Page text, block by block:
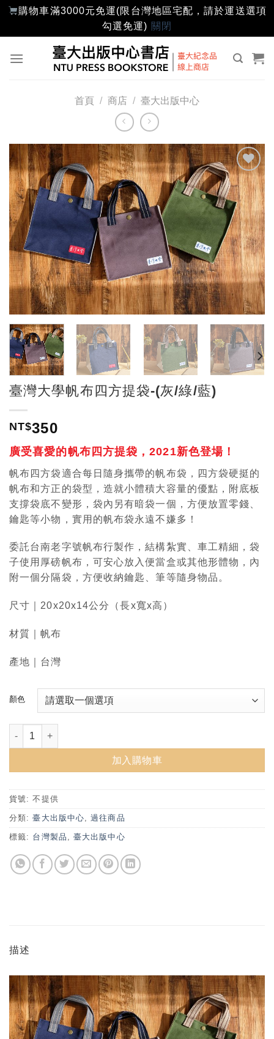
購物車滿3000元免運(限台灣地區宅配，請於運送選項
勾選免運) 關閉
首頁 / 商店 / 臺大出版中心
加入
「願
望輕
單」
臺灣大學帆布四方提袋-(灰/綠/藍)
NT$350
廣受喜愛的帆布四方提袋，2021新色登場！
帆布四方袋適合每日隨身攜帶的帆布袋，四方袋硬挺的
帆布和方正的袋型，造就小體積大容量的優點，附底板
支撐袋底不變形，袋內另有暗袋一個，方便放置零錢、
鑰匙等小物，實用的帆布袋永遠不嫌多！
委託台南老字號帆布行製作，結構紮實、車工精細，袋
子使用厚磅帆布，可安心放入便當盒或其他形體物，內
附一個分隔袋，方便收納鑰匙、筆等隨身物品。
尺寸｜20x20x14公分（長x寬x高）
材質｜帆布
產地｜台灣
顏色
臺灣大學帆布四方提袋-(灰/綠/藍) 數量
加入購物車
貨號:不提供
分類:臺大出版中心,過往商品
標籤: 台灣製品 ,臺大出版中心
描述